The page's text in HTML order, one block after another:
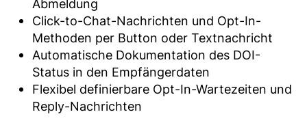
Abmeldung
Click-to-Chat-Nachrichten und Opt-In-
Methoden per Button oder Textnachricht
Automatische Dokumentation des DOI-
Status in den Empfängerdaten
Flexibel definierbare Opt-In-Wartezeiten und
Reply-Nachrichten